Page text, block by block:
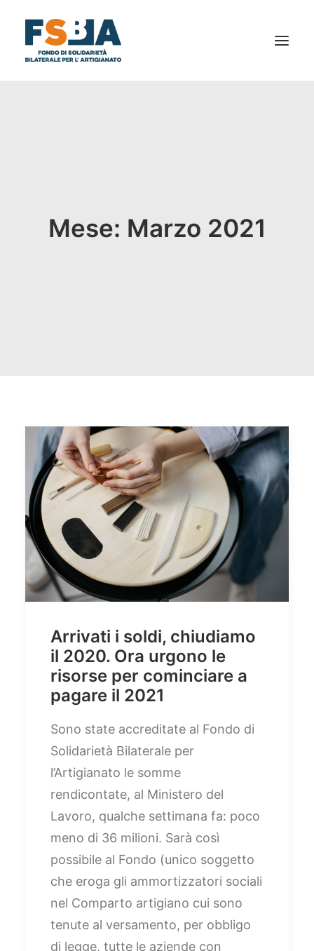
Ricerca
Mese: Marzo 2021
Arrivati i soldi, chiudiamo
il 2020. Ora urgono le
risorse per cominciare a
pagare il 2021
Sono state accreditate al Fondo di
Solidarietà Bilaterale per
l’Artigianato le somme
rendicontate, al Ministero del
Lavoro, qualche settimana fa: poco
meno di 36 milioni. Sarà così
possibile al Fondo (unico soggetto
che eroga gli ammortizzatori sociali
nel Comparto artigiano cui sono
tenute al versamento, per obbligo
di legge, tutte le aziende con